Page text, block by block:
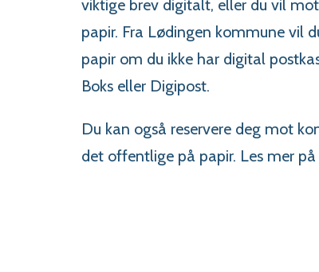
viktige brev digitalt, eller du vil
papir. Fra Lødingen kommune vil
papir om du ikke har digital
Boks eller Digipost.
Du kan også reservere deg mot
det offentlige på papir. Les mer på